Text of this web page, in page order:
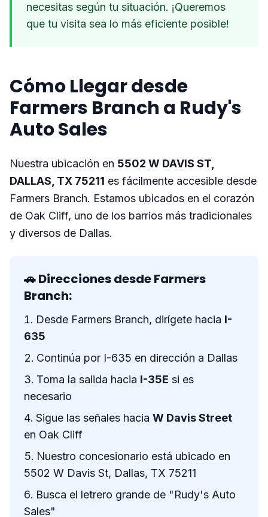
necesitas según tu situación. ¡Queremos
que tu visita sea lo más eficiente posible!
Cómo Llegar desde
Farmers Branch a Rudy's
Auto Sales
Nuestra ubicación en 5502 W DAVIS ST,
DALLAS, TX 75211 es fácilmente accesible desde
Farmers Branch. Estamos ubicados en el corazón
de Oak Cliff, uno de los barrios más tradicionales
y diversos de Dallas.
🚗 Direcciones desde Farmers
Branch:
Desde Farmers Branch, dirígete hacia I-
635
Continúa por I-635 en dirección a Dallas
Toma la salida hacia I-35E si es
necesario
Sigue las señales hacia W Davis Street
en Oak Cliff
Nuestro concesionario está ubicado en
5502 W Davis St, Dallas, TX 75211
Busca el letrero grande de "Rudy's Auto
Sales"